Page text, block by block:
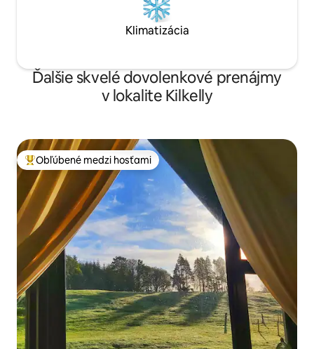
Klimatizácia
Ďalšie skvelé dovolenkové prenájmy
v lokalite Kilkelly
Najobľúbenejšie medzi hosťami
Obľúbené medzi hosťami